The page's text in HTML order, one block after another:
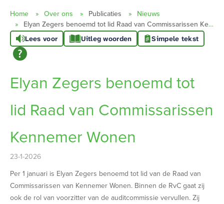
Home Over ons Publicaties
Nieuws
Elyan Zegers benoemd tot lid Raad van Commissarissen Kennemer Wonen
Lees voor Uitleg woorden Simpele tekst
Elyan Zegers benoemd tot
lid Raad van Commissarissen
Kennemer Wonen
23-1-2026
Per 1 januari is Elyan Zegers benoemd tot lid van de Raad van
Commissarissen van Kennemer Wonen. Binnen de RvC gaat zij
ook de rol van voorzitter van de auditcommissie vervullen. Zij